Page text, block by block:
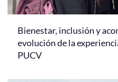
Bienestar, inclusión y
evolución de la
PUCV